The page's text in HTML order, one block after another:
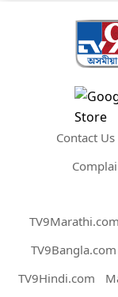
Contact Us
TV9Marathi.com
TV9Bangla.com
TV9Hindi.com